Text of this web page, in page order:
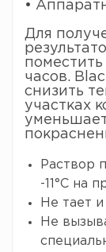
•
Для
часов.
снизить
участках
Раствор
-11°C на
Не тает
Не